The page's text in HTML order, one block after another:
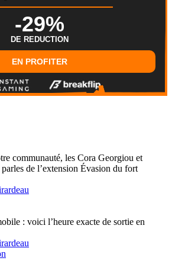
-29%
DE REDUCTION
EN PROFITER
communauté, les Cora Georgiou et
de l’extension Évasion du fort
: voici l’heure exacte de sortie en